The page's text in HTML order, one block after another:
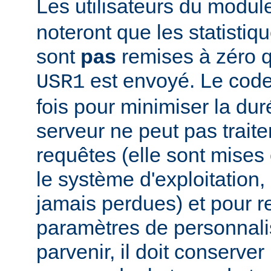
Les utilisateurs du
noteront que les
sont pas remises à zéro
USR1 est envoyé. Le
fois pour minimiser la
serveur ne peut pas
requêtes (elle sont
le système
jamais perdues) et pour
paramètres de
parvenir, il doit